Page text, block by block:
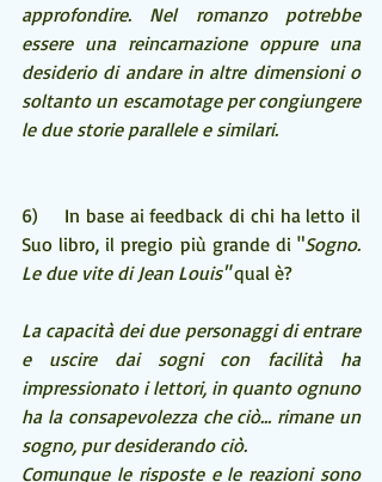
approfondire. Nel romanzo potrebbe
essere una reincarnazione oppure una
desiderio di andare in altre dimensioni o
soltanto un escamotage per congiungere
le due storie parallele e similari.
6)    In base ai feedback di chi ha letto il
Suo libro, il pregio più grande di "Sogno.
Le due vite di Jean Louis" qual è?
La capacità dei due personaggi di entrare
e uscire dai sogni con facilità ha
impressionato i lettori, in quanto ognuno
ha la consapevolezza che ciò… rimane un
sogno, pur desiderando ciò.
Comunque le risposte e le reazioni sono